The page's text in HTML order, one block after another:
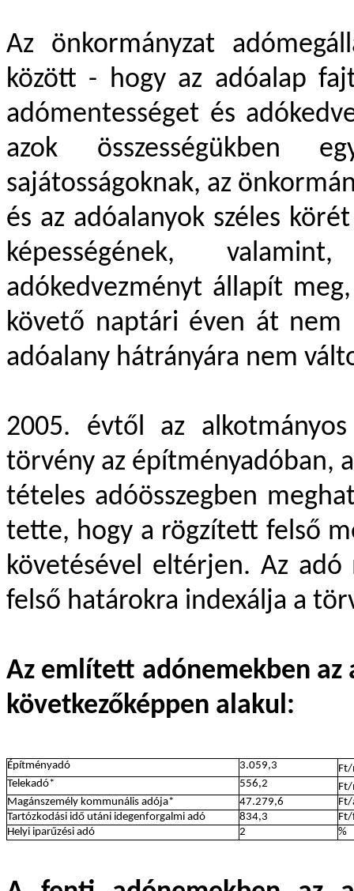
Az önkormányzat
között - hogy az adóalap
adómentességet és
azok összességükben
sajátosságoknak, az
és az adóalanyok széles
képességének,
adókedvezményt állapít
követő naptári éven át nem
adóalany hátrányára nem
2005. évtől az
törvény az építményadóban,
tételes adóösszegben
tette, hogy a rögzített felső
követésével eltérjen. Az
felső határokra indexálja a
Az említett adónemekben
következőképpen alakul:
Építményadó 3.059,3
Telekadó*
556,2
Magánszemély kommunális adója*
47.279,6
Ft/
Tartózkodási idő utáni idegenforgalmi adó
834,3
Ft/
Helyi iparűzési adó
2 %